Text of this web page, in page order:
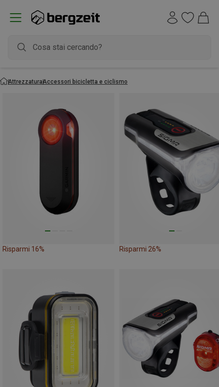
AttrezzaturaAccessori bicicletta e ciclismo
Risparmi 16% Risparmi 26%